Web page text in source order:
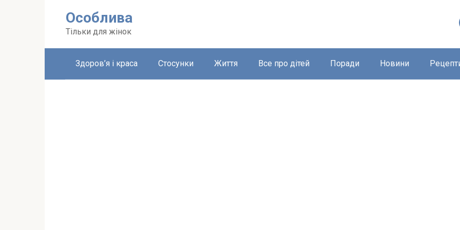
Особлива
Тільки для жінок
Здоров’я і краса Стосунки Життя Все про дітей Поради Новини